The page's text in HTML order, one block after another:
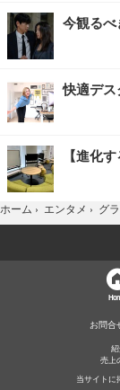
今観るべ
快適デ
【進化
ホーム › エンタメ › グ
お問合
売上
当サイトに